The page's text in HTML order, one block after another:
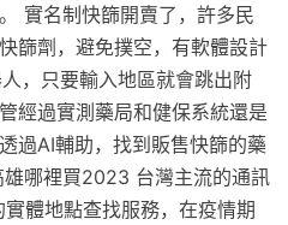
實名制快篩開賣了，許多民
篩劑，避免撲空，有軟體設計
，只要輸入地區就會跳出附
經過實測藥局和健保系統還是
過AI輔助，找到販售快篩的藥
哪裡買2023 台灣主流的通訊
體地點查找服務，在疫情期